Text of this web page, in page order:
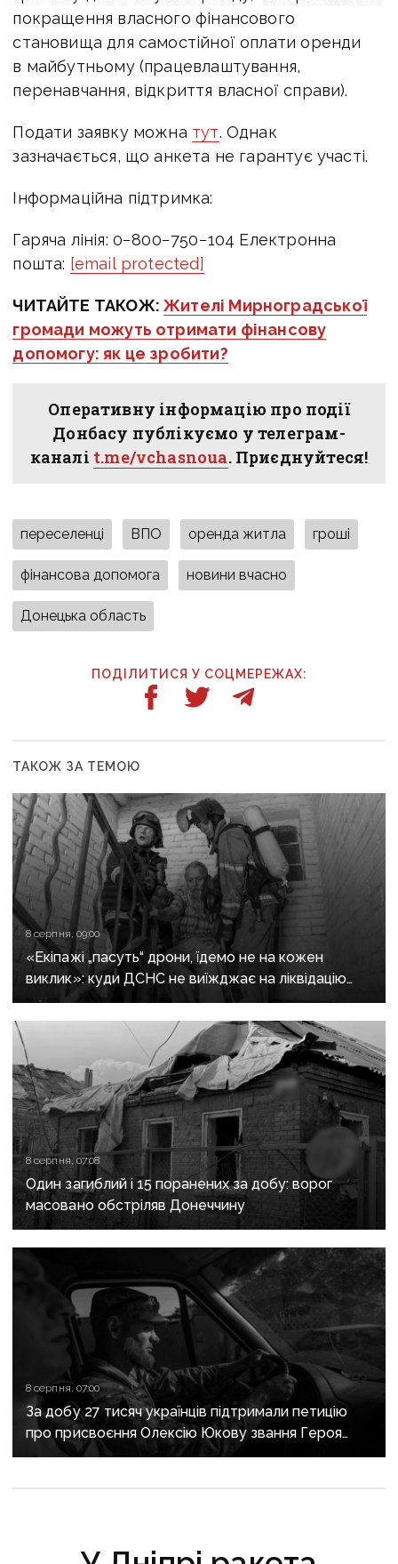
покращення власного фінансового
становища для самостійної оплати оренди
в майбутньому (працевлаштування,
перенавчання, відкриття власної справи).
Подати заявку можна тут. Однак
зазначається, що анкета не гарантує участі.
Інформаційна підтримка:
Гаряча лінія: 0−800−750−104 Електронна
пошта: [email protected]
ЧИТАЙТЕ ТАКОЖ:Жителі Мирноградської
громади можуть отримати фінансову
допомогу: як це зробити?
Оперативну інформацію про події
Донбасу публікуємо у телеграм-
каналі t.me/vchasnoua. Приєднуйтеся!
переселенці ВПО оренда житла гроші
фінансова допомога новини вчасно
Донецька область
ПОДІЛИТИСЯ У СОЦМЕРЕЖАХ:
ТАКОЖ ЗА ТЕМОЮ
8 серпня, 09:00
«Екіпажі „пасуть“ дрони, їдемо не на кожен
виклик»: куди ДСНС не виїжджає на ліквідацію
надзвичайних ситуацій у Краматорську
та Слов’янську
8 серпня, 07:08
Один загиблий і 15 поранених за добу: ворог
масовано обстріляв Донеччину
8 серпня, 07:00
За добу 27 тисяч українців підтримали петицію
про присвоєння Олексію Юкову звання Героя
України посмертно